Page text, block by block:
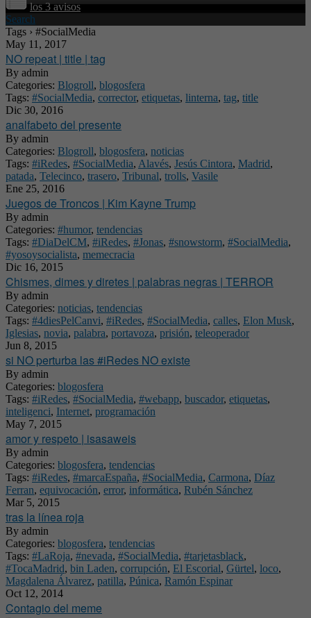
los 3 avisos
Search
Tags › #SocialMedia
May 11, 2017
NO repeat | title | tag
By admin
Categories: Blogroll, blogosfera
Tags: #SocialMedia, corrector, etiquetas, linterna, tag, title
Dic 30, 2016
analfabeto del presente
By admin
Categories: Blogroll, blogosfera, noticias
Tags: #iRedes, #SocialMedia, Alavés, Jesús Cintora, Madrid,
patada, Telecinco, trasero, Tribunal, trolls, Vasile
Ene 25, 2016
Juegos de Troncos | Kim Kayne Trump
By admin
Categories: #humor, tendencias
Tags: #DiaDelCM, #iRedes, #Jonas, #snowstorm, #SocialMedia,
#yosoysocialista, memecracia
Dic 16, 2015
Chismes, dimes y diretes | palabras negras | TERROR
By admin
Categories: noticias, tendencias
Tags: #4diesPelCanvi, #iRedes, #SocialMedia, calles, Elon Musk,
Iglesias, novia, palabra, portavoza, prisión, teleoperador
Jun 8, 2015
si NO perturba las #iRedes NO existe
By admin
Categories: blogosfera
Tags: #iRedes, #SocialMedia, #webapp, buscador, etiquetas,
inteligenci, Internet, programación
May 7, 2015
amor y respeto | isasaweis
By admin
Categories: blogosfera, tendencias
Tags: #iRedes, #marcaEspaña, #SocialMedia, Carmona, Díaz
Ferran, equivocación, error, informática, Rubén Sánchez
Mar 5, 2015
tras la línea roja
By admin
Categories: blogosfera, tendencias
Tags: #LaRoja, #nevada, #SocialMedia, #tarjetasblack,
#TocaMadrid, bin Laden, corrupción, El Escorial, Gürtel, loco,
Magdalena Álvarez, patilla, Púnica, Ramón Espinar
Oct 12, 2014
Contagio del meme